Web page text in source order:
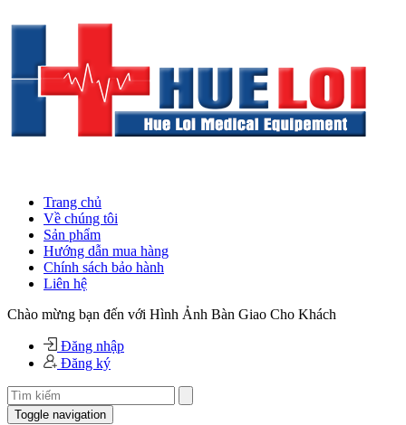
Trang chủ
Về chúng tôi
Sản phẩm
Hướng dẫn mua hàng
Chính sách bảo hành
Liên hệ
Chào mừng bạn đến với Hình Ảnh Bàn Giao Cho Khách
Đăng nhập
Đăng ký
Toggle navigation